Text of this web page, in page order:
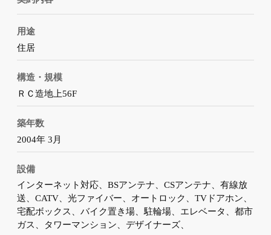
用途
住居
構造・規模
ＲＣ造地上56F
築年数
2004年 3月
設備
インターネット対応、BSアンテナ、CSアンテナ、有線放
送、CATV、光ファイバー、オートロック、TVドアホン、
宅配ボックス、バイク置き場、駐輪場、エレベータ、都市
ガス、タワーマンション、デザイナーズ、